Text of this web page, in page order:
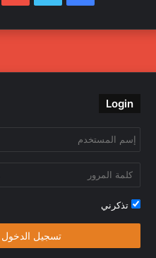
Login
تذكرني
تسجيل الدخول